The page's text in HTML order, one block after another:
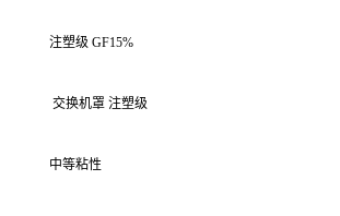
注塑级 GF15%
交换机罩 注塑级
中等粘性